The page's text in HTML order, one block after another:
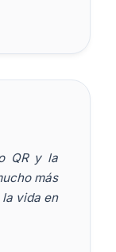
QR y la
más
vida en